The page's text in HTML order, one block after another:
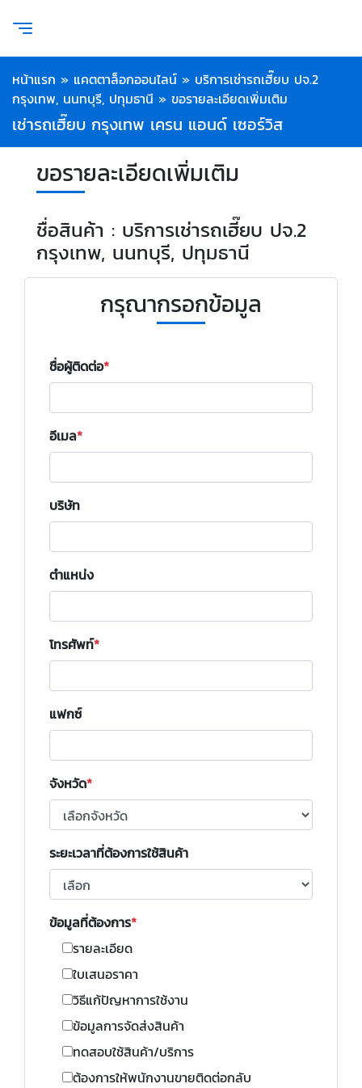
หน้าแรก » แคตตาล็อกออนไลน์ » บริการเช่ารถเฮี๊ยบ ปจ.2
กรุงเทพ, นนทบุรี, ปทุมธานี » ขอรายละเอียดเพิ่มเติม
เช่ารถเฮี๊ยบ กรุงเทพ เครน แอนด์ เซอร์วิส
ขอรายละเอียดเพิ่มเติม
ชื่อสินค้า : บริการเช่ารถเฮี๊ยบ ปจ.2
กรุงเทพ, นนทบุรี, ปทุมธานี
กรุณากรอกข้อมูล
ชื่อผู้ติดต่อ
อีเมล
บริษัท
ตำแหน่ง
โทรศัพท์
แฟกซ์
จังหวัด
ระยะเวลาที่ต้องการใช้สินค้า
ข้อมูลที่ต้องการ
รายละเอียด
ใบเสนอราคา
วิธีแก้ปัญหาการใช้งาน
ข้อมูลการจัดส่งสินค้า
ทดสอบใช้สินค้า/บริการ
ต้องการให้พนักงานขายติดต่อกลับ